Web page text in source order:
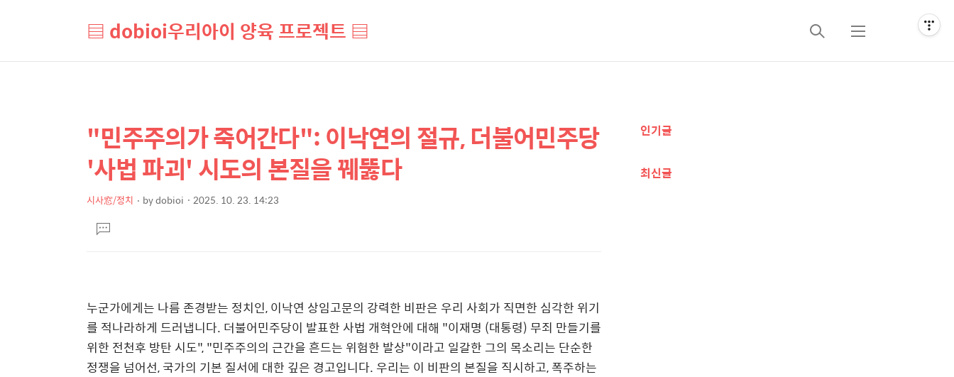
▤ dobioi우리아이 양육 프로젝트 ▤
검
메
상
컨
텐
본
제
"민주주의가 죽어간다": 이낙연의 절규, 더불어민주당
'사법 파괴' 시도의 본질을 꿰뚫다
시사窓/정치 bydobioi 2025. 10. 23. 14:23
문댓
글
누군가에게는 나름 존경받는 정치인, 이낙연 상임고문의 강력한 비판은 우리 사회가 직면한 심각한 위기
를 적나라하게 드러냅니다. 더불어민주당이 발표한 사법 개혁안에 대해 "이재명 (대통령) 무죄 만들기를
위한 전천후 방탄 시도", "민주주의의 근간을 흔드는 위험한 발상"이라고 일갈한 그의 목소리는 단순한
정쟁을 넘어선, 국가의 기본 질서에 대한 깊은 경고입니다. 우리는 이 비판의 본질을 직시하고, 폭주하는
추
정
인기글
최신글